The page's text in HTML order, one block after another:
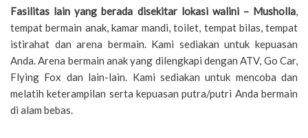
Fasilitas lain yang berada disekitar lokasi walini – Musholla,
tempat bermain anak, kamar mandi, toilet, tempat bilas, tempat
istirahat dan arena bermain. Kami sediakan untuk kepuasan
Anda. Arena bermain anak yang dilengkapi dengan ATV, Go Car,
Flying Fox dan lain-lain. Kami sediakan untuk mencoba dan
melatih keterampilan serta kepuasan putra/putri Anda bermain
di alam bebas.